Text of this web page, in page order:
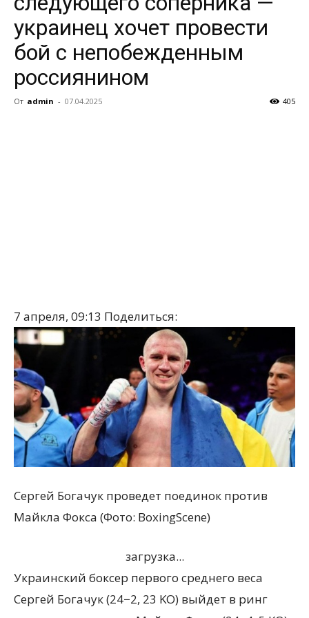
украинец хочет провести
бой с непобежденным
россиянином
От admin - 07.04.2025 405
7 апреля, 09:13 Поделиться:
Сергей Богачук проведет поединок против
Майкла Фокса (Фото: BoxingScene)
загрузка...
Украинский боксер первого среднего веса
Сергей Богачук(24−2, 23 KO) выйдет в ринг